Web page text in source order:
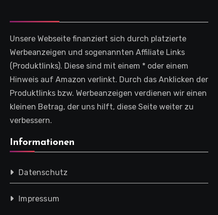
Unsere Webseite finanziert sich durch platzierte
Werbeanzeigen und sogenannten Affiliate Links
(Produktlinks). Diese sind mit einem * oder einem
Hinweis auf Amazon verlinkt. Durch das Anklicken der
Produktlinks bzw. Werbeanzeigen verdienen wir einen
kleinen Betrag, der uns hilft, diese Seite weiter zu
verbessern.
Informationen
Datenschutz
Impressum